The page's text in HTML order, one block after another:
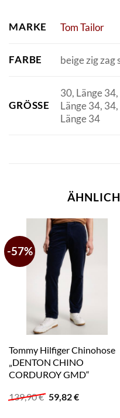
MARKE Tom Tailor
FARBE beige zig zag
GRÖSSE
30, Länge
Länge 34,
Länge 34
-57%
Tommy Hilfiger Chinohose
„DENTON CHINO
CORDUROY GMD“
139,90€ Ursprünglicher
Preis
59,82€Aktueller